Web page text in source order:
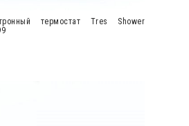
термостат Tres Shower